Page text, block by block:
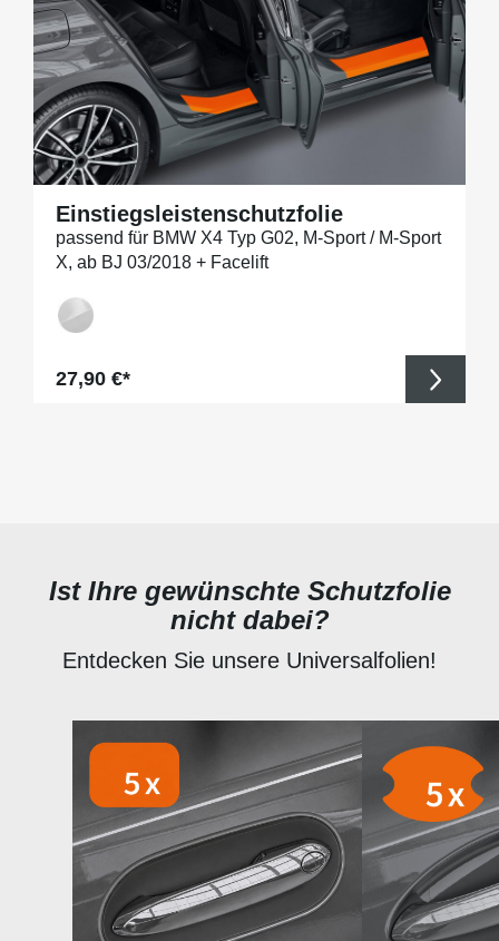
Einstiegsleistenschutzfolie
passend für BMW X4 Typ G02, M-Sport / M-Sport
X, ab BJ 03/2018 + Facelift
Regulärer Preis:
27,90 €*
Ist Ihre gewünschte Schutzfolie
nicht dabei?
Entdecken Sie unsere Universalfolien!